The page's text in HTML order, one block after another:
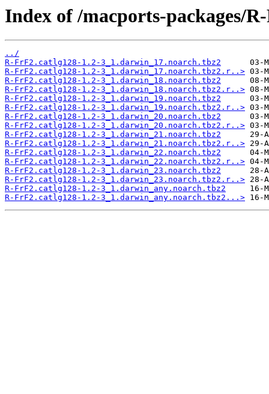
Index of /macports-packages/
../
R-FrF2.catlg128-1.2-3_1.darwin_17.noarch.tbz2
R-FrF2.catlg128-1.2-3_1.darwin_17.noarch.tbz2.r..>
R-FrF2.catlg128-1.2-3_1.darwin_18.noarch.tbz2
R-FrF2.catlg128-1.2-3_1.darwin_18.noarch.tbz2.r..>
R-FrF2.catlg128-1.2-3_1.darwin_19.noarch.tbz2
R-FrF2.catlg128-1.2-3_1.darwin_19.noarch.tbz2.r..>
R-FrF2.catlg128-1.2-3_1.darwin_20.noarch.tbz2
R-FrF2.catlg128-1.2-3_1.darwin_20.noarch.tbz2.r..>
R-FrF2.catlg128-1.2-3_1.darwin_21.noarch.tbz2
R-FrF2.catlg128-1.2-3_1.darwin_21.noarch.tbz2.r..>
R-FrF2.catlg128-1.2-3_1.darwin_22.noarch.tbz2
R-FrF2.catlg128-1.2-3_1.darwin_22.noarch.tbz2.r..>
R-FrF2.catlg128-1.2-3_1.darwin_23.noarch.tbz2
R-FrF2.catlg128-1.2-3_1.darwin_23.noarch.tbz2.r..>
R-FrF2.catlg128-1.2-3_1.darwin_any.noarch.tbz2
R-FrF2.catlg128-1.2-3_1.darwin_any.noarch.tbz2...>